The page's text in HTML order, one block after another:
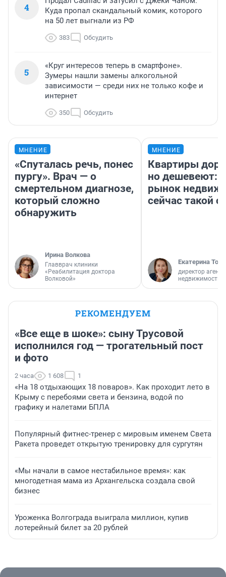
4
Куда пропал скандальный комик, которого
на 50 лет выгнали из РФ
383 Обсудить
5
«Круг интересов теперь в смартфоне».
Зумеры нашли замены алкогольной
зависимости — среди них не только кофе и
интернет
350 Обсудить
МНЕНИЕ
«Спуталась речь, понес
пургу». Врач — о
смертельном диагнозе,
который сложно
обнаружить
Ирина Волкова
Главврач клиники
«Реабилитация доктора
Волковой»
МНЕНИЕ
Квартиры
но дешевеют:
рынок
сейчас такой
Екатерина
директор
недвижимости
РЕКОМЕНДУЕМ
«Все еще в шоке»: сыну Трусовой
исполнился год — трогательный пост
и фото
2 часа 1 608 1
«На 18 отдыхающих 18 поваров». Как проходит лето в
Крыму с перебоями света и бензина, водой по
графику и налетами БПЛА
Популярный фитнес-тренер с мировым именем Света
Ракета проведет открытую тренировку для сургутян
«Мы начали в самое нестабильное время»: как
многодетная мама из Архангельска создала свой
бизнес
Уроженка Волгограда выиграла миллион, купив
лотерейный билет за 20 рублей